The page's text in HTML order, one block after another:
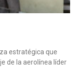
estratégica que
de la aerolínea líder